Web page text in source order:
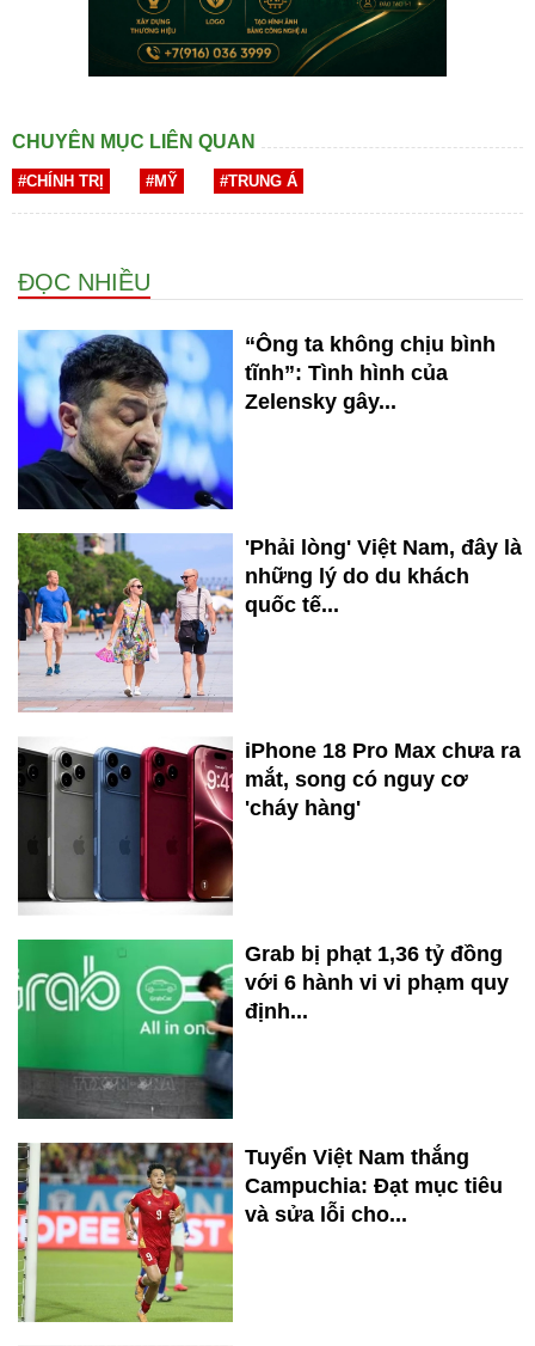
CHUYÊN MỤC LIÊN QUAN
#CHÍNH TRỊ #MỸ #TRUNG Á
ĐỌC NHIỀU
“Ông ta không chịu bình
tĩnh”: Tình hình của
Zelensky gây...
'Phải lòng' Việt Nam, đây là
những lý do du khách
quốc tế...
iPhone 18 Pro Max chưa ra
mắt, song có nguy cơ
'cháy hàng'
Grab bị phạt 1,36 tỷ đồng
với 6 hành vi vi phạm quy
định...
Tuyển Việt Nam thắng
Campuchia: Đạt mục tiêu
và sửa lỗi cho...